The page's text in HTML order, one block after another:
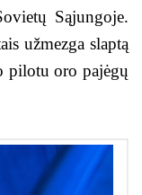
Sąjungoje.
užmezga slaptą
pilotu oro pajėgų